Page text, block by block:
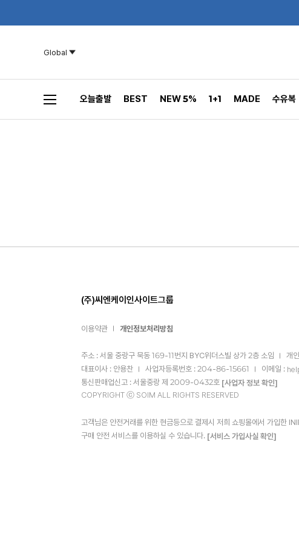
Global
오늘출발 BEST NEW 5% 1+1 MADE 수유복
(주)씨엔케이인사이트그룹
이용약관 개인정보처리방침
주소 : 서울 중랑구 묵동 169-11번지 BYC위더스빌 상가 2층 소임
개
대표이사 : 안용찬
사업자등록번호 : 204-86-15661 이메일 :
통신판매업신고 : 서울중랑 제 2009-0432호 [사업자 정보 확인]
COPYRIGHT ⓒ SOIM ALL RIGHTS RESERVED
고객님은 안전거래를 위한 현금등으로 결제시 저희 쇼핑몰에서 가입한
구매 안전 서비스를 이용하실 수 있습니다. [서비스 가입사실 확인]